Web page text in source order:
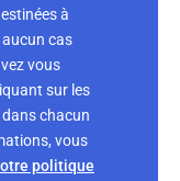
à
aucun cas
vous
sur les
chacun
vous
politique